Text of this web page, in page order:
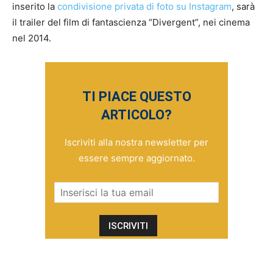
inserito la condivisione privata di foto su Instagram, sarà
il trailer del film di fantascienza “Divergent”, nei cinema
nel 2014.
TI PIACE QUESTO
ARTICOLO?
Iscriviti alla nostra newsletter per
essere sempre aggiornato.